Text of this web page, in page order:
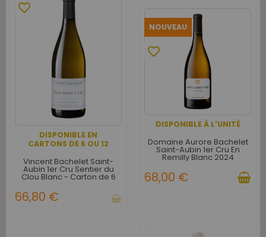
DISPONIBLE EN
CARTONS DE 6 OU 12
favorite_border
Vincent Bachelet Saint-
Aubin 1er Cru Sentier du
Clou Blanc - Carton de 6
66,80 €
NOUVEAU
DISPONIBLE À L'UNITÉ
favorite_border
Domaine Aurore Bachelet
Saint-Aubin 1er Cru En
Remilly Blanc 2024
68,00 €